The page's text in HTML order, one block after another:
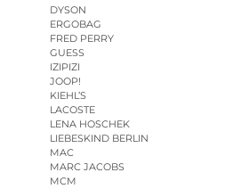
DYSON
ERGOBAG
FRED PERRY
GUESS
IZIPIZI
JOOP!
KIEHL’S
LACOSTE
LENA HOSCHEK
LIEBESKIND BERLIN
MAC
MARC JACOBS
MCM